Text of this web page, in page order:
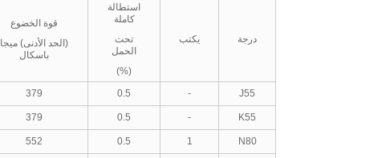
درجة يكتب
استطالة
كاملة
تحت
الحمل
(%)
قوة الخضوع
(الحد الأدنى) ميجا
باسكال
J55
-
0.5
379
K55
-
0.5
379
N80
1
0.5
552